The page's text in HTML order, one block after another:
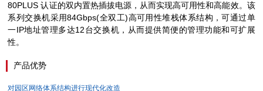
80PLUS认证的双内置热插拔电源，从而实现高可用性和高能效。 该
系列交换机采用84Gbps(全双工)高可用性堆栈体系结构，可通过单
一IP地址管理多达12台交换机，从而提供简便的管理功能和可扩展
性。
产品优势
对园区网络体系结构进行现代化改造